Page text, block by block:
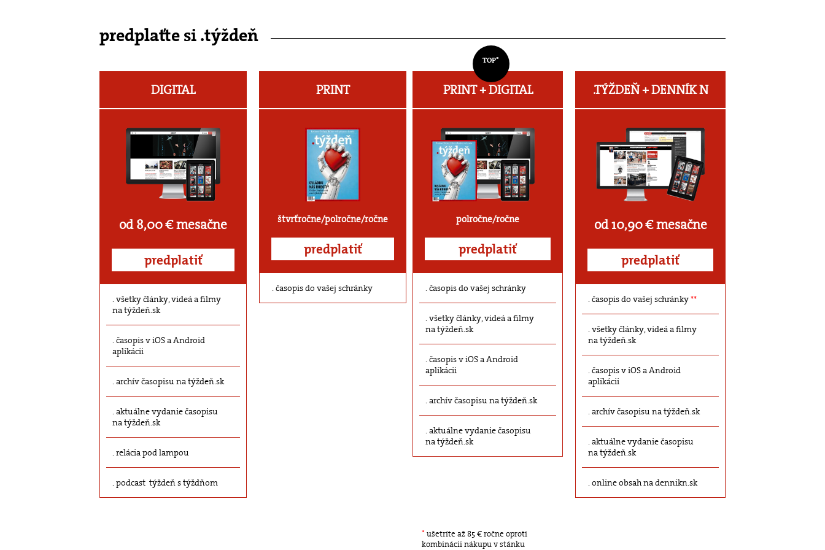
predplaťte si .týždeň
DIGITAL
od 8,00 € mesačne
predplatiť
všetky články, videá a filmy
na týždeň.sk
časopis v iOS a Android
aplikácii
archív časopisu na týždeň.sk
aktuálne vydanie časopisu
na týždeň.sk
relácia pod lampou
podcast týždeň s týždňom
PRINT
štvrťročne/polročne/ročne
predplatiť
časopis do vašej schránky
TOP*
PRINT + DIGITAL
polročne/ročne
predplatiť
časopis do vašej schránky
všetky články, videá a filmy
na týždeň.sk
časopis v iOS a Android
aplikácii
archív časopisu na týždeň.sk
aktuálne vydanie časopisu
na týždeň.sk
.TÝŽDEŇ +DENNÍK N
od 10,90 € mesačne
predplatiť
časopis do vašej schránky**
všetky články, videá a filmy
na týždeň.sk
časopis v iOS a Android
aplikácii
archív časopisu na týždeň.sk
aktuálne vydanie časopisu
na týždeň.sk
online obsah na dennikn.sk
* ušetríte až 85 € ročne oproti
kombinácii nákupu v stánku